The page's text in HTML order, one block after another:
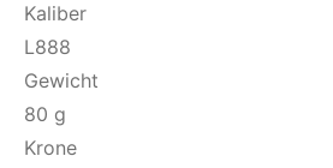
Kaliber
L888
Gewicht
80 g
Krone